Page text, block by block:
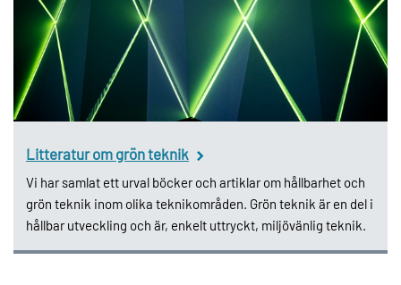
Litteratur om grön teknik
Vi har samlat ett urval böcker och artiklar om hållbarhet och
grön teknik inom olika teknikområden. Grön teknik är en del i
hållbar utveckling och är, enkelt uttryckt, miljövänlig teknik.